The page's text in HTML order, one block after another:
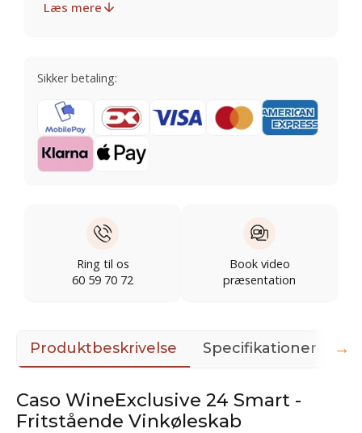
Læs mere
Sikker betaling:
Ring til os
60 59 70 72
Book video
præsentation
Produktbeskrivelse Specifikationer
Caso WineExclusive 24 Smart -
Fritstående Vinkøleskab
→